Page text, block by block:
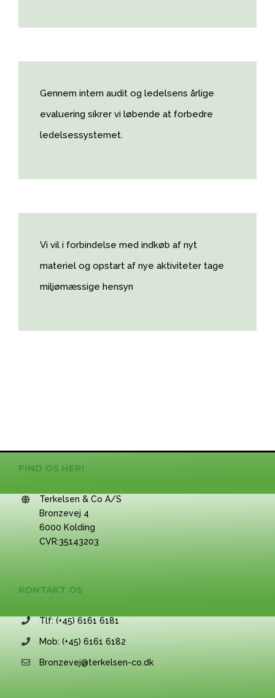
Gennem intern audit og ledelsens årlige
evaluering sikrer vi løbende at forbedre
ledelsessystemet.
Vi vil i forbindelse med indkøb af nyt
materiel og opstart af nye aktiviteter tage
miljømæssige hensyn
FIND OS HER!
Terkelsen & Co A/S
Bronzevej 4
6000 Kolding
CVR:35143203
KONTAKT OS
Tlf: (+45) 6161 6181
Mob: (+45) 6161 6182
Bronzevej@terkelsen-co.dk